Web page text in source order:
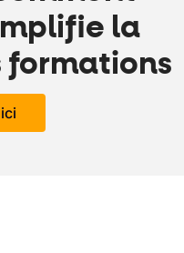
la
formations